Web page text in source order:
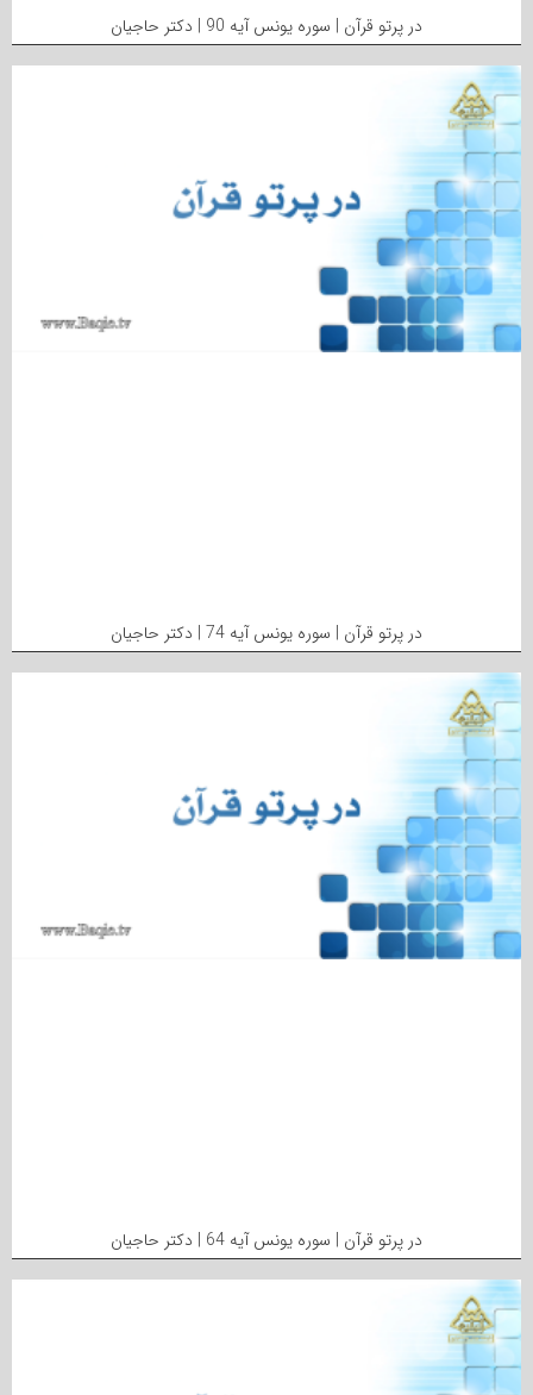
در پرتو قرآن | سوره یونس آیه 90 | دکتر حاجیان
در پرتو قرآن | سوره یونس آیه 74 | دکتر حاجیان
در پرتو قرآن | سوره یونس آیه 64 | دکتر حاجیان